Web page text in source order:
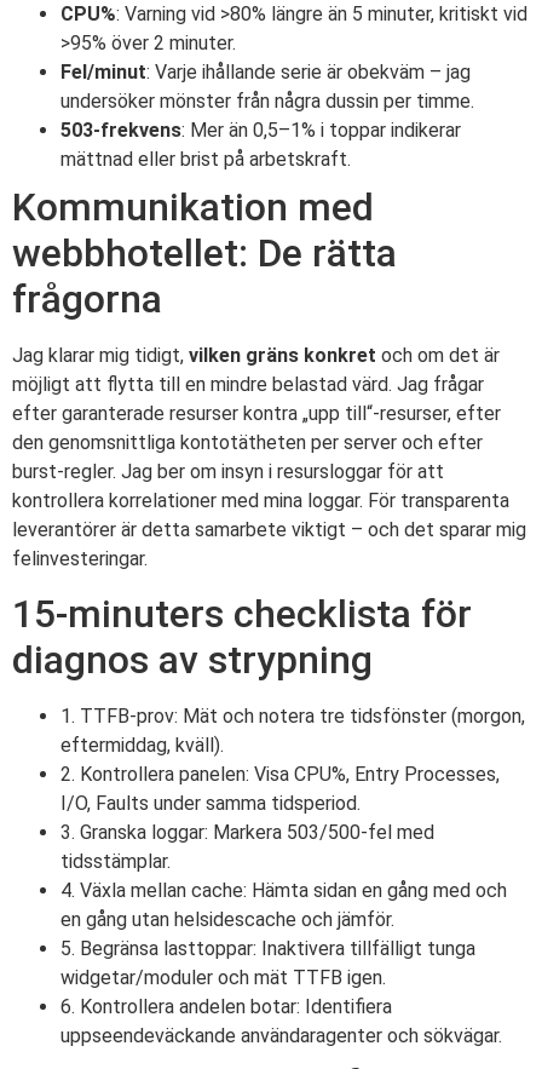
CPU%: Varning vid >80% längre än 5 minuter, kritiskt vid
>95% över 2 minuter.
Fel/minut: Varje ihållande serie är obekväm – jag
undersöker mönster från några dussin per timme.
503-frekvens: Mer än 0,5–1% i toppar indikerar
mättnad eller brist på arbetskraft.
Kommunikation med
webbhotellet: De rätta
frågorna
Jag klarar mig tidigt, vilken gräns konkret och om det är
möjligt att flytta till en mindre belastad värd. Jag frågar
efter garanterade resurser kontra „upp till“-resurser, efter
den genomsnittliga kontotätheten per server och efter
burst-regler. Jag ber om insyn i resursloggar för att
kontrollera korrelationer med mina loggar. För transparenta
leverantörer är detta samarbete viktigt – och det sparar mig
felinvesteringar.
15-minuters checklista för
diagnos av strypning
1. TTFB-prov: Mät och notera tre tidsfönster (morgon,
eftermiddag, kväll).
2. Kontrollera panelen: Visa CPU%, Entry Processes,
I/O, Faults under samma tidsperiod.
3. Granska loggar: Markera 503/500-fel med
tidsstämplar.
4. Växla mellan cache: Hämta sidan en gång med och
en gång utan helsidescache och jämför.
5. Begränsa lasttoppar: Inaktivera tillfälligt tunga
widgetar/moduler och mät TTFB igen.
6. Kontrollera andelen botar: Identifiera
uppseendeväckande användaragenter och sökvägar.